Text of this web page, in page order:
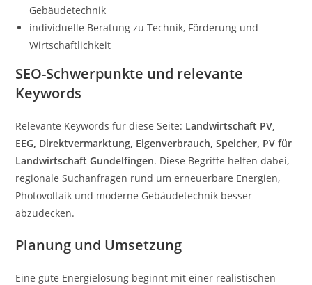
Gebäudetechnik
individuelle Beratung zu Technik, Förderung und
Wirtschaftlichkeit
SEO-Schwerpunkte und relevante
Keywords
Relevante Keywords für diese Seite: Landwirtschaft PV,
EEG, Direktvermarktung, Eigenverbrauch, Speicher, PV für
Landwirtschaft Gundelfingen. Diese Begriffe helfen dabei,
regionale Suchanfragen rund um erneuerbare Energien,
Photovoltaik und moderne Gebäudetechnik besser
abzudecken.
Planung und Umsetzung
Eine gute Energielösung beginnt mit einer realistischen